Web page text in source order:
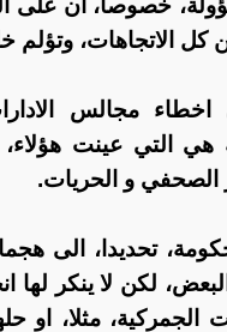
خصوصا، ان على
كل الاتجاهات، وتؤلم
اخطاء مجالس
هي التي عينت
و الحريات.
تحديدا، الى
لكن لا ينكر لها
الجمركية، مثلا،